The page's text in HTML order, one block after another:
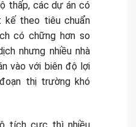
thấp, các dự án có
kế theo tiêu chuẩn
có chững hơn so
nhưng nhiều nhà
vào với biên độ lợi
thị trường khó
tích cực thì nhiều